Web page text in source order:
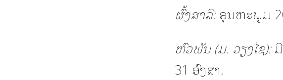
ຜົ້ງສາລີ:ອຸນຫະພູມ
ຫົວພັນ (ມ. ວຽງໄຊ):
31 ອົງສາ.